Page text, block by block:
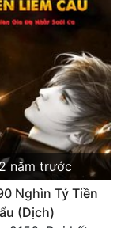
2 năm trước
Nghìn Tỷ Tiền
(Dịch)